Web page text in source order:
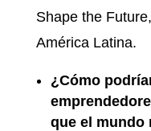
Shape the
América Latina.
¿Cómo
que el mundo